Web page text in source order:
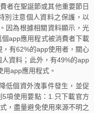
者在聖誕節或其他重要節日
別注意個人資料之保護，以
因為根據相關資料顯示，光
app應用程式被消費者下載
有62%的app使用者，關心
資料；此外，有49%的app
app應用程式。
個資外洩事件發生，並促
項使用要點：1.只下載官方
，盡量避免使用來源不明之